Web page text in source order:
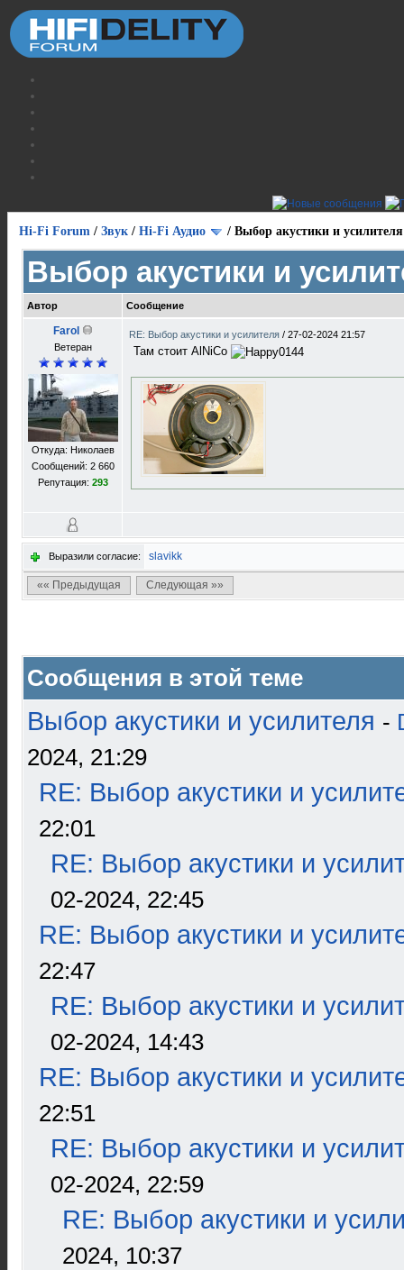
Hi-Fi Forum / Звук / Hi-Fi Аудио / Выбор акустики и усилителя
Выбор акустики и
Автор Сообщение
Farol
Ветеран
Откуда: Николаев
Сообщений: 2 660
Репутация: 293
RE: Выбор акустики и усилителя / 27-02-2024 21:57
Там стоит AlNiCo
Выразили согласие: slavikk
«« Предыдущая Следующая »»
Сообщения в этой теме
Выбор акустики и усилителя -
2024, 21:29
RE: Выбор акустики и
22:01
RE: Выбор акустики и
02-2024, 22:45
RE: Выбор акустики и
22:47
RE: Выбор акустики и
02-2024, 14:43
RE: Выбор акустики и
22:51
RE: Выбор акустики и
02-2024, 22:59
RE: Выбор акустики и
2024, 10:37